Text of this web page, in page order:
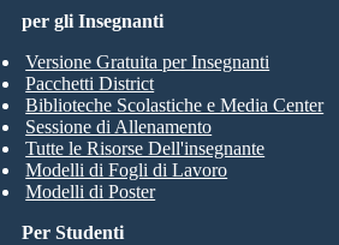
Per Studenti
per gli Insegnanti
Versione Gratuita per Insegnanti
Pacchetti District
Biblioteche Scolastiche e Media Center
Sessione di Allenamento
Tutte le Risorse Dell'insegnante
Modelli di Fogli di Lavoro
Modelli di Poster